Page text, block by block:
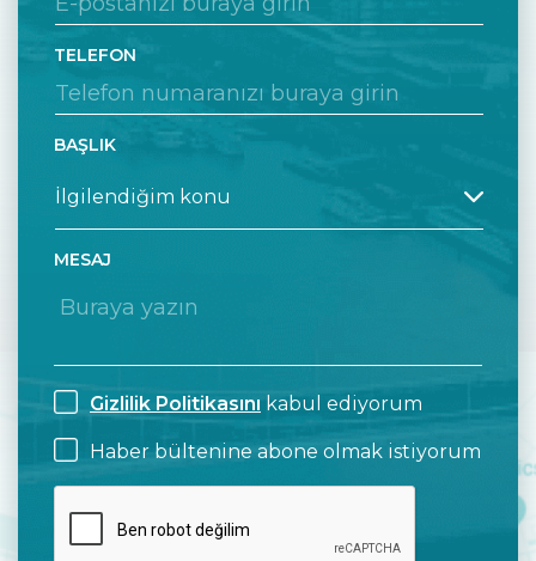
TELEFON
BAŞLIK
MESAJ
Gizlilik Politikasını kabul ediyorum
Haber bültenine abone olmak istiyorum
CAPTCHA